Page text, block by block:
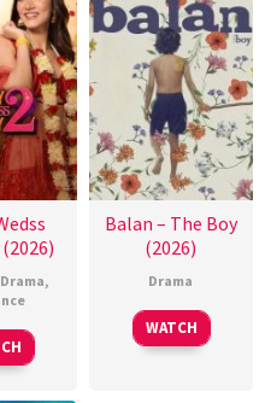
Drama,
Balan – The Boy
(2026)
Drama
WATCH